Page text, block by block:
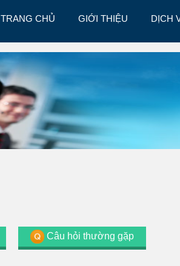
TRANG CHỦ GIỚI THIỆU DỊCH
Câu hỏi thường gặp